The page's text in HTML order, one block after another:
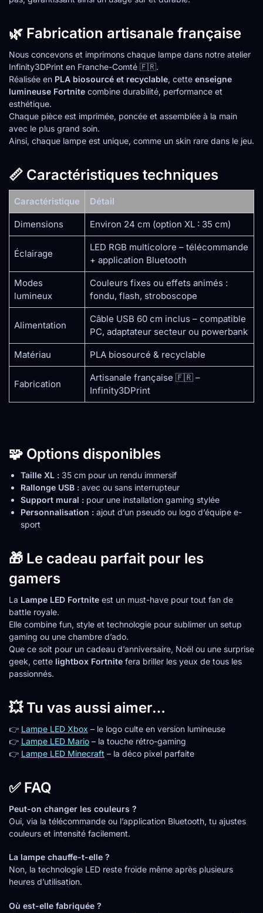
🌿 Fabrication artisanale française
Nous concevons et imprimons chaque lampe dans notre atelier
Infinity3DPrint en Franche-Comté 🇫🇷.
Réalisée en PLA biosourcé et recyclable, cette enseigne
lumineuse Fortnite combine durabilité, performance et
esthétique.
Chaque pièce est imprimée, poncée et assemblée à la main
avec le plus grand soin.
Ainsi, chaque lampe est unique, comme un skin rare dans le jeu.
📏 Caractéristiques techniques
Caractéristique Détail
Dimensions Environ 24 cm (option XL : 35 cm)
Éclairage
LED RGB multicolore – télécommande
+ application Bluetooth
Modes
lumineux
Couleurs fixes ou effets animés :
fondu, flash, stroboscope
Alimentation
Câble USB 60 cm inclus – compatible
PC, adaptateur secteur ou powerbank
Matériau PLA biosourcé & recyclable
Fabrication
Artisanale française 🇫🇷 –
Infinity3DPrint
🧩 Options disponibles
Taille XL : 35 cm pour un rendu immersif
Rallonge USB : avec ou sans interrupteur
Support mural : pour une installation gaming stylée
Personnalisation : ajout d’un pseudo ou logo d’équipe e-
sport
🎁 Le cadeau parfait pour les
gamers
La Lampe LED Fortnite est un must-have pour tout fan de
battle royale.
Elle combine fun, style et technologie pour sublimer un setup
gaming ou une chambre d’ado.
Que ce soit pour un cadeau d’anniversaire, Noël ou une surprise
geek, cette lightbox Fortnite fera briller les yeux de tous les
passionnés.
💥 Tu vas aussi aimer…
👉 Lampe LED Xbox – le logo culte en version lumineuse
👉 Lampe LED Mario – la touche rétro-gaming
👉 Lampe LED Minecraft – la déco pixel parfaite
✅ FAQ
Peut-on changer les couleurs ?
Oui, via la télécommande ou l’application Bluetooth, tu ajustes
couleurs et intensité facilement.
La lampe chauffe-t-elle ?
Non, la technologie LED reste froide même après plusieurs
heures d’utilisation.
Où est-elle fabriquée ?